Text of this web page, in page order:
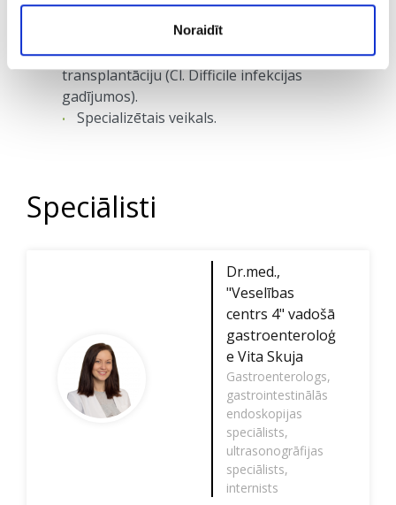
Noraidīt
Gremošanas sistēmas orgānu izmeklējumi
(endoskopiskie izmeklējumi, USG, RTG).
Konsultācijas par fēču mikrobiotas
transplantāciju (Cl. Difficile infekcijas
gadījumos).
Specializētais veikals.
Speciālisti
Dr.med.,
"Veselības
centrs 4" vadošā
gastroenteroloģ
e Vita Skuja
Gastroenterologs,
gastrointestinālās
endoskopijas
speciālists,
ultrasonogrāfijas
speciālists,
internists